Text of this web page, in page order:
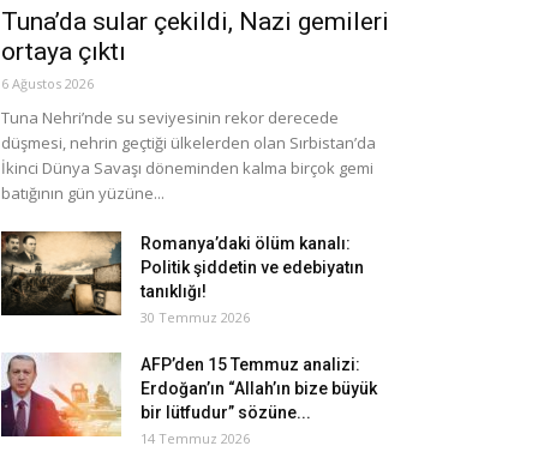
Tuna’da sular çekildi, Nazi gemileri
ortaya çıktı
6 Ağustos 2026
Tuna Nehri’nde su seviyesinin rekor derecede
düşmesi, nehrin geçtiği ülkelerden olan Sırbistan’da
İkinci Dünya Savaşı döneminden kalma birçok gemi
batığının gün yüzüne...
Romanya’daki ölüm kanalı:
Politik şiddetin ve edebiyatın
tanıklığı!
30 Temmuz 2026
AFP’den 15 Temmuz analizi:
Erdoğan’ın “Allah’ın bize büyük
bir lütfudur” sözüne...
14 Temmuz 2026